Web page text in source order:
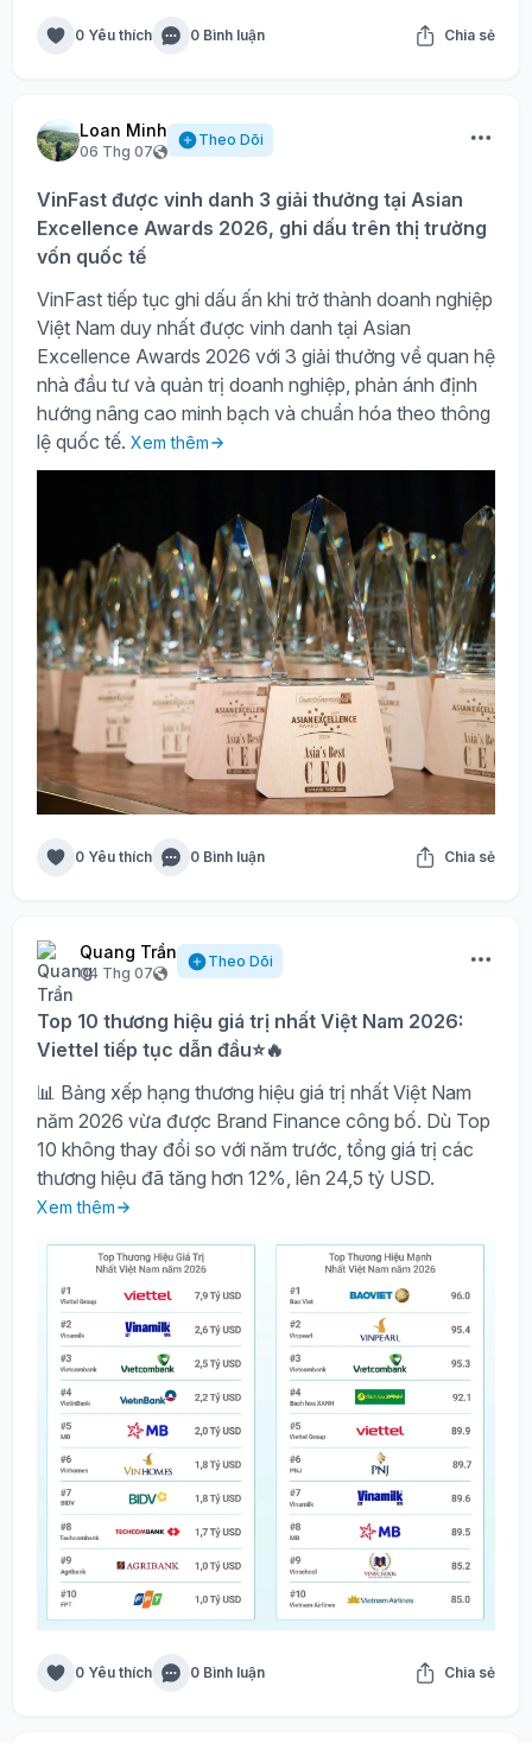
0 Yêu thích 0 Bình luận Chia sẻ
Loan Minh
06 Thg 07
Theo Dõi
VinFast được vinh danh 3 giải thưởng tại Asian
Excellence Awards 2026, ghi dấu trên thị trường
vốn quốc tế
VinFast tiếp tục ghi dấu ấn khi trở thành doanh nghiệp
Việt Nam duy nhất được vinh danh tại Asian
Excellence Awards 2026 với 3 giải thưởng về quan hệ
nhà đầu tư và quản trị doanh nghiệp, phản ánh định
hướng nâng cao minh bạch và chuẩn hóa theo thông
lệ quốc tế. Xem thêm
0 Yêu thích 0 Bình luận Chia sẻ
Quang Trần
04 Thg 07
Theo Dõi
Top 10 thương hiệu giá trị nhất Việt Nam 2026:
Viettel tiếp tục dẫn đầu⭐🔥
📊 Bảng xếp hạng thương hiệu giá trị nhất Việt Nam
năm 2026 vừa được Brand Finance công bố. Dù Top
10 không thay đổi so với năm trước, tổng giá trị các
thương hiệu đã tăng hơn 12%, lên 24,5 tỷ USD.
Xem thêm
0 Yêu thích 0 Bình luận Chia sẻ